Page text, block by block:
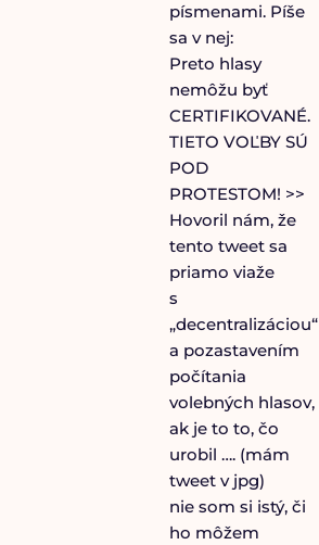
písmenami. Píše
sa v nej:
Preto hlasy
nemôžu byť
CERTIFIKOVANÉ.
TIETO VOĽBY SÚ
POD
PROTESTOM! >>
Hovoril nám, že
tento tweet sa
priamo viaže
s
„decentralizáciou“
a pozastavením
počítania
volebných hlasov,
ak je to to, čo
urobil …. (mám
tweet v jpg)
nie som si istý, či
ho môžem